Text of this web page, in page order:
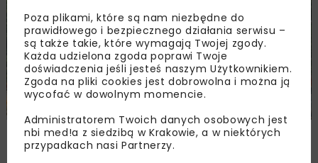
Tramwaje wrócą na skrzyżowanie
Rakowiecka–Niepodległości
Poza plikami, które są nam niezbędne do
prawidłowego i bezpiecznego działania serwisu –
są także takie, które wymagają Twojej zgody.
Każda udzielona zgoda poprawi Twoje
doświadczenia jeśli jesteś naszym Użytkownikiem.
Zgoda na pliki cookies jest dobrowolna i można ją
wycofać w dowolnym momencie.
Administratorem Twoich danych osobowych jest
nbi med!a z siedzibą w Krakowie, a w niektórych
przypadkach nasi Partnerzy.